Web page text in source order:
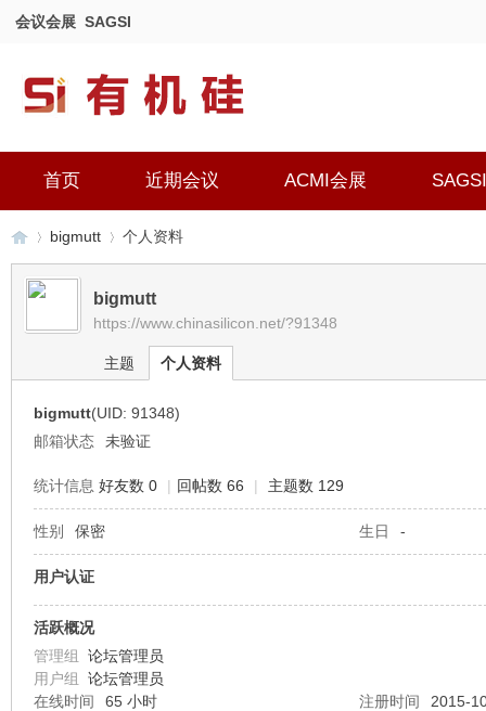
会议会展 SAGSI
首页 近期会议 ACMI会展 SAGSI
有›
bigmutt
›
个人资料
bigmutt
https://www.chinasilicon.net/?91348
主题 个人资料
bigmutt(UID: 91348)
邮箱状态
未验证
统计信息 好友数 0 | 回帖数 66 | 主题数 129
性别 保密 生日 -
用户认证
活跃概况
管理组 论坛管理员
用户组 论坛管理员
在线时间
65 小时 注册时间
2015-